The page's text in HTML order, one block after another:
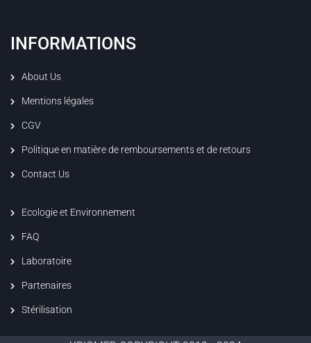
INFORMATIONS
About Us
Mentions légales
CGV
Politique en matière de remboursements et de retours
Contact Us
Ecologie et Environnement
FAQ
Laboratoire
Partenaires
Stérilisation